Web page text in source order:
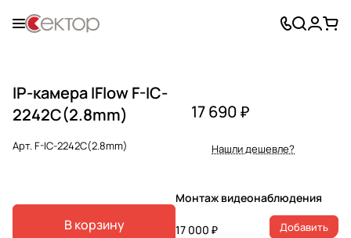
IP-камера IFlow F-IC-
2242C(2.8mm)
Арт.F-IC-2242C(2.8mm)
В корзину
17 690 ₽
Нашли дешевле?
Монтаж видеонаблюдения
17 000 ₽ Добавить